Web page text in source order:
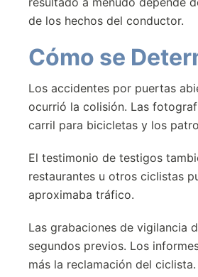
de los hechos del conductor.
Cómo se
Los accidentes por puertas
ocurrió la colisión. Las
carril para bicicletas y los
El testimonio de testigos
restaurantes u otros ciclistas
aproximaba tráfico.
Las grabaciones de vigilancia
segundos previos. Los
más la reclamación del ciclista.